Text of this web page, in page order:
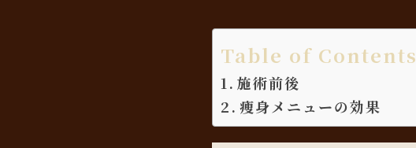
Table of Contents
施術前後
痩身メニューの効果